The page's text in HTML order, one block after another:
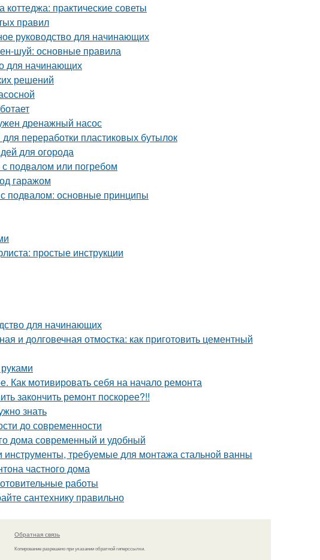
практические советы
правил
руководство для начинающих
шуй: основные правила
для начинающих
решений
дренажный насос
переработки пластиковых бутылок
для огорода
подвалом или погребом
гаражом
подвалом: основные принципы
простые инструкции
для начинающих
и долговечная отмостка: как приготовить цементный
Как мотивировать себя на начало ремонта
закончить ремонт поскорее?!!
знать
до современности
дома современный и удобный
требуемые для монтажа стальной ванны
частного дома
работы
сантехнику правильно
Обратная связь
Копирование разрешено при указании обратной гиперссылки.